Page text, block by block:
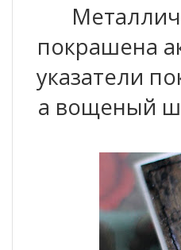
покрашена
указатели
а вощеный